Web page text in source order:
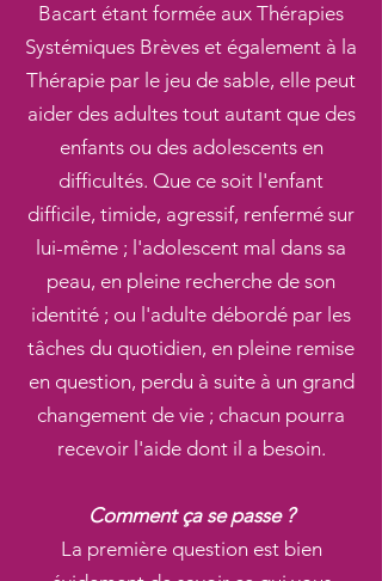
Bacart étant formée aux Thérapies
Systémiques Brèves et également à la
Thérapie par le jeu de sable, elle peut
aider des adultes tout autant que des
enfants ou des adolescents en
difficultés. Que ce soit l'enfant
difficile, timide, agressif, renfermé sur
lui-même ; l'adolescent mal dans sa
peau, en pleine recherche de son
identité ; ou l'adulte débordé par les
tâches du quotidien, en pleine remise
en question, perdu à suite à un grand
changement de vie ; chacun pourra
recevoir l'aide dont il a besoin.
Comment ça se passe ?
La première question est bien